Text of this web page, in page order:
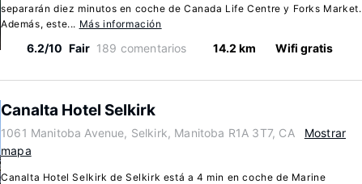
separarán diez minutos en coche de Canada Life Centre y Forks Market.
Además, este... Más información
6.2/10 Fair 189 comentarios 14.2 km Wifi gratis
Canalta Hotel Selkirk
1061 Manitoba Avenue, Selkirk, Manitoba R1A 3T7, CA
Mostrar
mapa
Canalta Hotel Selkirk de Selkirk está a 4 min en coche de Marine